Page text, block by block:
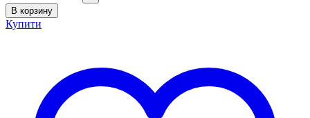
В корзину
Купити